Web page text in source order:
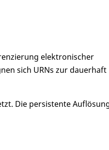
elektronischer
sich URNs zur dauerhaft
Die persistente